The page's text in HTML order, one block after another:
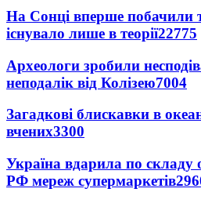
На Сонці вперше побачили
існувало лише в теорії22775
Археологи зробили
неподалік від Колізею7004
Загадкові блискавки в
вчених3300
Україна вдарила по складу
РФ мереж супермаркетів